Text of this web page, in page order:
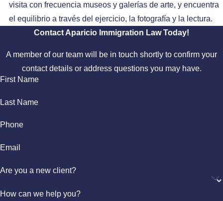
visita con frecuencia museos y galerías de arte, y encuentra
el equilibrio a través del ejercicio, la fotografía y la lectura.
Contact Aparicio Immigration Law Today!
A member of our team will be in touch shortly to confirm your
contact details or address questions you may have.
First Name
Last Name
Phone
Email
Are you a new client?
How can we help you?